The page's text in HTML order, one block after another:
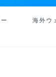
海外ウ